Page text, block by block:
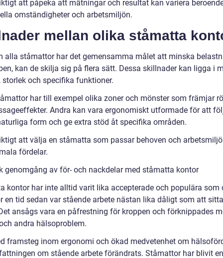
att påpeka att mätningar och resultat kan variera
omständigheter och arbetsmiljön.
mellan olika ståmatta
alla ståmattor har det gemensamma målet att minska
kan de skilja sig på flera sätt. Dessa skillnader kan ligga i
storlek och specifika funktioner.
har till exempel olika zoner och mönster som främjar
Andra kan vara ergonomiskt utformade för att
form och ge extra stöd åt specifika områden.
att välja en ståmatta som passar behoven och
fördelar.
genomgång av för- och nackdelar med ståmatta kontor
kontor har inte alltid varit lika accepterade och populära som
en tid sedan var stående arbete nästan lika dåligt som att
ansågs vara en påfrestning för kroppen och förknippades
andra hälsoproblem.
framsteg inom ergonomi och ökad medvetenhet om
om stående arbete förändrats. Ståmattor har blivit